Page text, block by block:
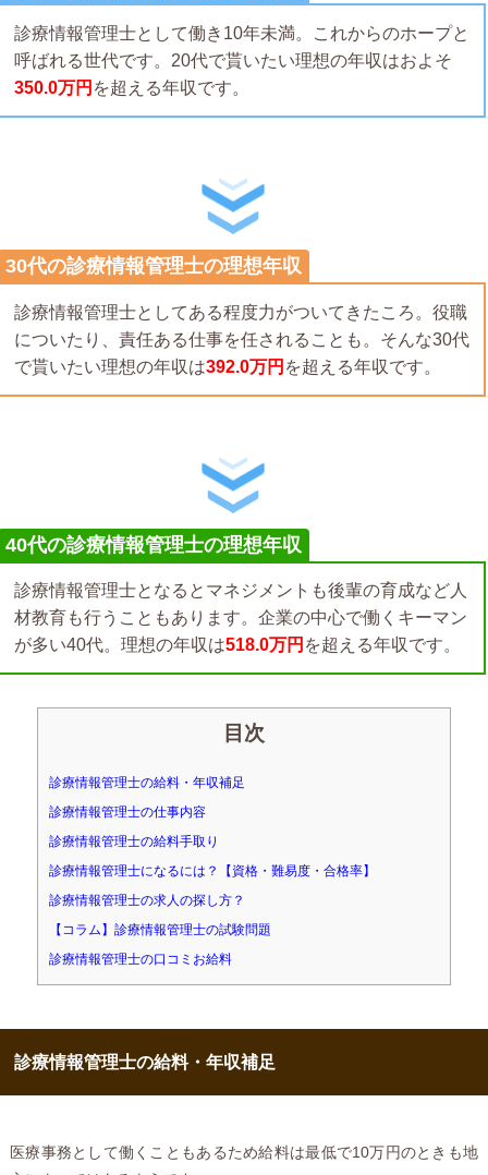
診療情報管理士として働き10年未満。これからのホープと
呼ばれる世代です。20代で貰いたい理想の年収はおよそ
350.0万円 を超える年収です。
30代の診療情報管理士の理想年収
診療情報管理士としてある程度力がついてきたころ。役職
についたり、責任ある仕事を任されることも。そんな30代
で貰いたい理想の年収は392.0万円 を超える年収です。
40代の診療情報管理士の理想年収
診療情報管理士となるとマネジメントも後輩の育成など人
材教育も行うこともあります。企業の中心で働くキーマン
が多い40代。理想の年収は518.0万円 を超える年収です。
目次
診療情報管理士の給料・年収補足
診療情報管理士の仕事内容
診療情報管理士の給料手取り
診療情報管理士になるには？【資格・難易度・合格率】
診療情報管理士の求人の探し方？
【コラム】診療情報管理士の試験問題
診療情報管理士の口コミお給料
診療情報管理士の給料・年収補足
医療事務として働くこともあるため給料は最低で10万円のときも地